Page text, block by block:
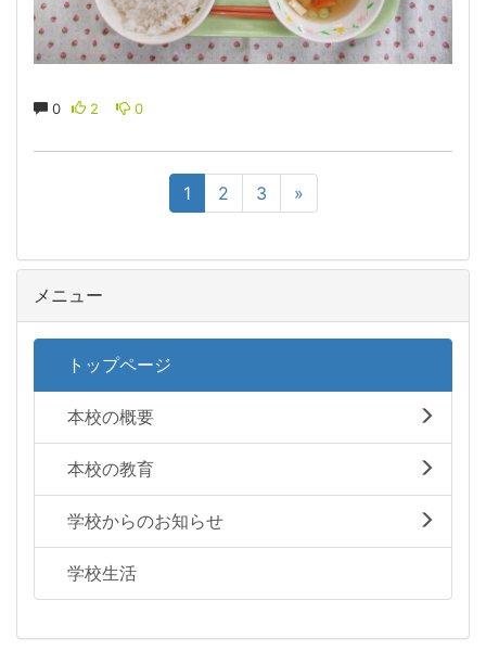
0 2 0
1 2 3 »
メニュー
トップページ
本校の概要
本校の教育
学校からのお知らせ
学校生活